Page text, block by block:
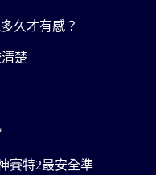
久才有感？
楚
賽特2最安全準